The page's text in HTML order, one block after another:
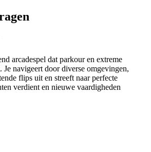
arcadespel dat parkour en extreme
Je navigeert door diverse omgevingen,
flips uit en streeft naar perfecte
verdient en nieuwe vaardigheden